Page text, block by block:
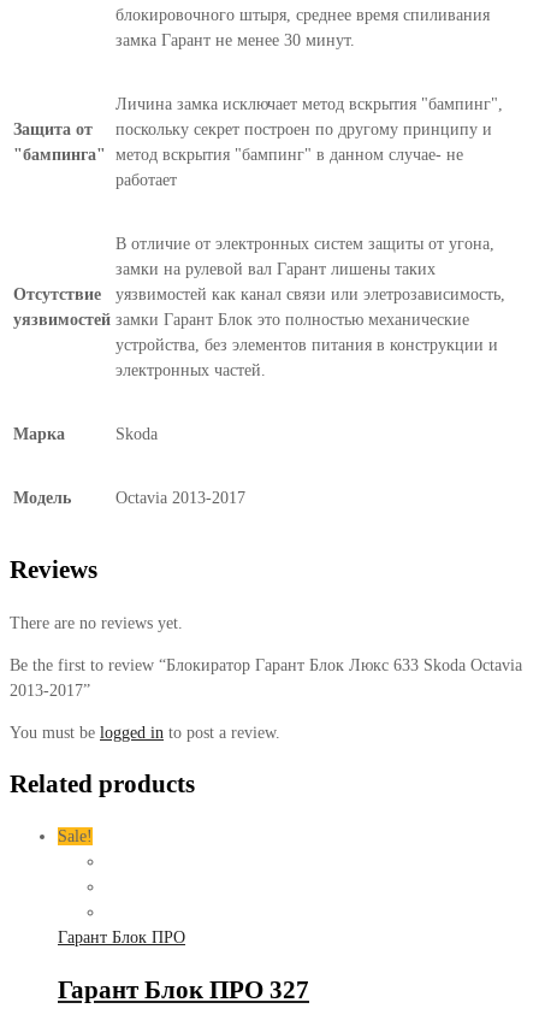
блокировочного штыря, среднее время спиливания
замка Гарант не менее 30 минут.
Защита от
"бампинга"
Личина замка исключает метод вскрытия "бампинг",
поскольку секрет построен по другому принципу и
метод вскрытия "бампинг" в данном случае- не
работает
Отсутствие
уязвимостей
В отличие от электронных систем защиты от угона,
замки на рулевой вал Гарант лишены таких
уязвимостей как канал связи или элетрозависимость,
замки Гарант Блок это полностью механические
устройства, без элементов питания в конструкции и
электронных частей.
Марка Skoda
Модель Octavia 2013-2017
Reviews
There are no reviews yet.
Be the first to review “Блокиратор Гарант Блок Люкс 633 Skoda Octavia
2013-2017”
You must be logged in to post a review.
Related products
Sale!
Гарант Блок ПРО
Гарант Блок ПРО 327